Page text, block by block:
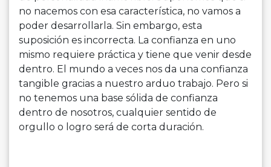
no nacemos con esa característica, no vamos a
poder desarrollarla. Sin embargo, esta
suposición es incorrecta. La confianza en uno
mismo requiere práctica y tiene que venir desde
dentro. El mundo a veces nos da una confianza
tangible gracias a nuestro arduo trabajo. Pero si
no tenemos una base sólida de confianza
dentro de nosotros, cualquier sentido de
orgullo o logro será de corta duración.